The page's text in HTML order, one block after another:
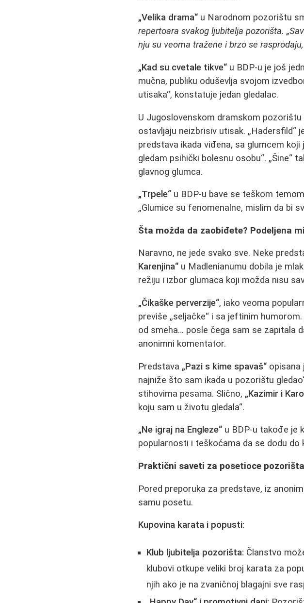
„Velika drama“ u Narodnom pozorištu
repertoara svakog ljubitelja pozorišta.
nju su veoma tražene i brzo se
„Kad su cvetale tikve“ u BDP-u je još
mučna, publiku oduševlja svojom
utisaka“, konstatuje jedan gledalac.
U Jugoslovenskom dramskom
ostavljaju neizbrisiv utisak. „Hadersfild“
predstava ikada viđena, sa glumcem
gledam psihički bolesnu osobu“. „Šine“
glavnog glumca.
„Trpele“ u BDP-u bave se teškom
„Glumice su fenomenalne, mislim da bi
Šta možda da zaobiđete? Podeljena
Naravno, ne jede svako sve. Neke
Karenjina“ u Madlenianumu dobila je
režiju i izbor glumaca koji možda nisu
„Čikaške perverzije“, iako veoma
previše „seljačke“ i sa jeftinim
od smeha… posle čega sam se zapitala
anonimni komentator.
Predstava „Pazi s kime spavaš“ opisana
najniže što sam ikada u pozorištu
stihovima pesama. Slično, „Kazimir i
koju sam u životu gledala“.
„Ne igraj na Engleze“ u BDP-u takođe je
popularnosti i teškoćama da se dodu do
Praktični saveti za posetioce pozorišta
Pored preporuka za predstave, iz
samu posetu.
Kupovina karata i popusti:
Klub ljubitelja pozorišta: Članstvo
klubovi otkupe veliki broj karata za
njih ako je na zvaničnoj blagajni sve